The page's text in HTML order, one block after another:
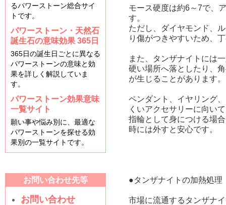
るパワーストーン総合サイ
トです。
パワーストーン・天然石
誕生石の意味効果 365日
365日の誕生日ごとに異なる
パワーストーンの意味と効
果を詳しく解説していま
す。
パワーストーン効果意味
一覧サイト
願い事や悩み別に、最適な
パワーストーンを探せる効
果別の一覧サイトです。
お問い合わせ先等
お問い合わせ
モース硬度は約6～7で、
す。
ただし、ダイヤモンド、
り傷がつきやすいため、
また、タンザナイトには
硬い場所へ落としたり、
が生じることがあります。
ペンダント、イヤリング
くいアクセサリーに向い
指輪として身につける場
時には外すと安心です。
●タンザナイトの加熱処理
市場に流通するタンザナ